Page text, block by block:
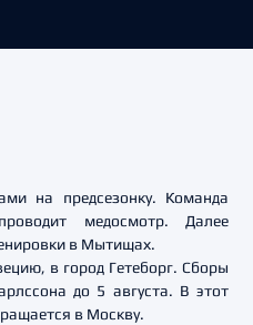
на предсезонку. Команда
медосмотр. Далее
в Мытищах.
в город Гетеборг. Сборы
до 5 августа. В этот
в Москву.